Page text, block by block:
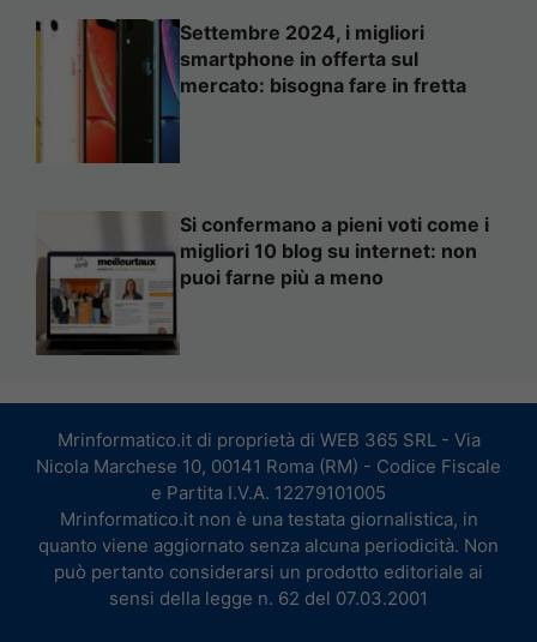
Settembre 2024, i migliori
smartphone in offerta sul
mercato: bisogna fare in fretta
Si confermano a pieni voti come i
migliori 10 blog su internet: non
puoi farne più a meno
Mrinformatico.it di proprietà di WEB 365 SRL - Via
Nicola Marchese 10, 00141 Roma (RM) - Codice Fiscale
e Partita I.V.A. 12279101005
Mrinformatico.it non è una testata giornalistica, in
quanto viene aggiornato senza alcuna periodicità. Non
può pertanto considerarsi un prodotto editoriale ai
sensi della legge n. 62 del 07.03.2001